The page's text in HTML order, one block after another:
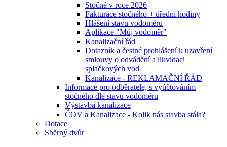
Stočné v roce 2026
Fakturace stočného + úřední hodiny
Hlášení stavu vodoměru
Aplikace "Můj vodoměr"
Kanalizační řád
Dotazník a čestné prohlášení k uzavření
smlouvy o odvádění a likvidaci
splačkových vod
Kanalizace - REKLAMAČNÍ ŘÁD
Informace pro odběratele, s vyúčtováním
stočného dle stavu vodoměru
Výstavba kanalizace
ČOV a Kanalizace - Kolik nás stavba stála?
Dotace
Sběrný dvůr